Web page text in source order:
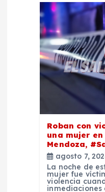
Roban con
una mujer en
Mendoza,
agosto 7,
La noche de
mujer fue
violencia